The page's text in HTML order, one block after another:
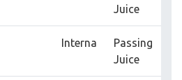
Juice
Interna
Passing
Juice